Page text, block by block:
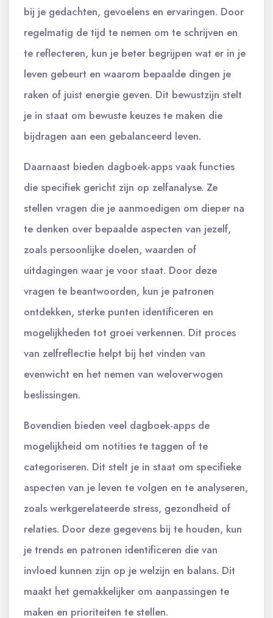
bij je gedachten, gevoelens en ervaringen. Door
regelmatig de tijd te nemen om te schrijven en
te reflecteren, kun je beter begrijpen wat er in je
leven gebeurt en waarom bepaalde dingen je
raken of juist energie geven. Dit bewustzijn stelt
je in staat om bewuste keuzes te maken die
bijdragen aan een gebalanceerd leven.
Daarnaast bieden dagboek-apps vaak functies
die specifiek gericht zijn op zelfanalyse. Ze
stellen vragen die je aanmoedigen om dieper na
te denken over bepaalde aspecten van jezelf,
zoals persoonlijke doelen, waarden of
uitdagingen waar je voor staat. Door deze
vragen te beantwoorden, kun je patronen
ontdekken, sterke punten identificeren en
mogelijkheden tot groei verkennen. Dit proces
van zelfreflectie helpt bij het vinden van
evenwicht en het nemen van weloverwogen
beslissingen.
Bovendien bieden veel dagboek-apps de
mogelijkheid om notities te taggen of te
categoriseren. Dit stelt je in staat om specifieke
aspecten van je leven te volgen en te analyseren,
zoals werkgerelateerde stress, gezondheid of
relaties. Door deze gegevens bij te houden, kun
je trends en patronen identificeren die van
invloed kunnen zijn op je welzijn en balans. Dit
maakt het gemakkelijker om aanpassingen te
maken en prioriteiten te stellen.